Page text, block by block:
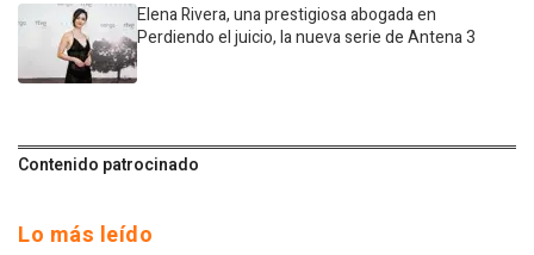
Elena Rivera, una prestigiosa abogada en
Perdiendo el juicio, la nueva serie de Antena 3
Contenido patrocinado
Lo más leído